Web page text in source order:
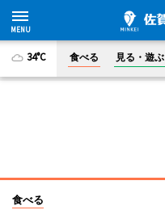
34°C 食べる 見る・遊ぶ
食べる